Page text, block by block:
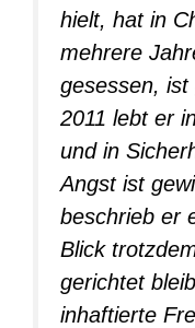
hielt, hat in
mehrere
gesessen,
2011 lebt er
und in
Angst ist
beschrieb er
Blick
gerichtet
inhaftierte